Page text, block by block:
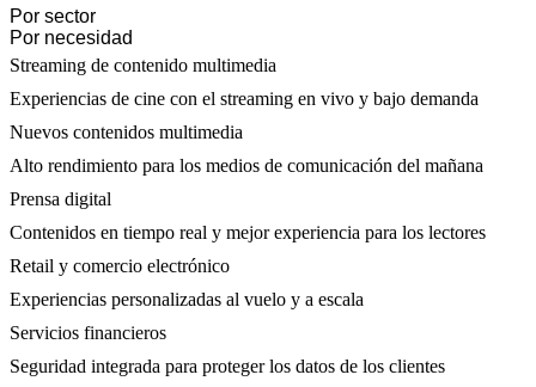
Por sector
Por necesidad
Streaming de contenido multimedia
Experiencias de cine con el streaming en vivo y bajo demanda
Nuevos contenidos multimedia
Alto rendimiento para los medios de comunicación del mañana
Prensa digital
Contenidos en tiempo real y mejor experiencia para los lectores
Retail y comercio electrónico
Experiencias personalizadas al vuelo y a escala
Servicios financieros
Seguridad integrada para proteger los datos de los clientes